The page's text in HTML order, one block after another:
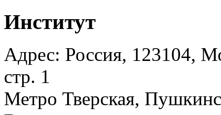
Институт
Адрес: Россия, 123104,
стр. 1
Метро Тверская,